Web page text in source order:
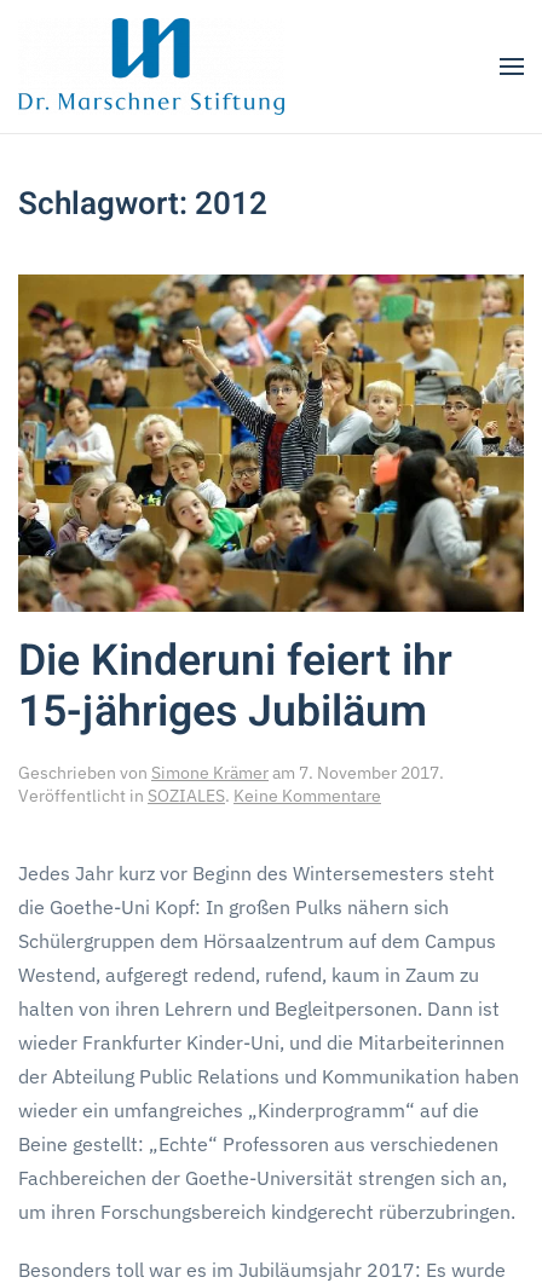
Zum Hauptinhalt springen
Schlagwort: 2012
Die Kinderuni feiert ihr
15-jähriges Jubiläum
Geschrieben von Simone Krämeram 7. November 2017.
Veröffentlicht in SOZIALES. Keine Kommentare
feiert
ihr
15-
jähriges
Jubiläum
Jedes Jahr kurz vor Beginn des Wintersemesters steht
die Goethe-Uni Kopf: In großen Pulks nähern sich
Schülergruppen dem Hörsaalzentrum auf dem Campus
Westend, aufgeregt redend, rufend, kaum in Zaum zu
halten von ihren Lehrern und Begleitpersonen. Dann ist
wieder Frankfurter Kinder-Uni, und die Mitarbeiterinnen
der Abteilung Public Relations und Kommunikation haben
wieder ein umfangreiches „Kinderprogramm“ auf die
Beine gestellt: „Echte“ Professoren aus verschiedenen
Fachbereichen der Goethe-Universität strengen sich an,
um ihren Forschungsbereich kindgerecht rüberzubringen.
Besonders toll war es im Jubiläumsjahr 2017: Es wurde